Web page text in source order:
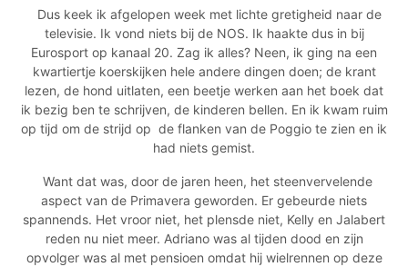
Dus keek ik afgelopen week met lichte gretigheid naar de
televisie. Ik vond niets bij de NOS. Ik haakte dus in bij
Eurosport op kanaal 20. Zag ik alles? Neen, ik ging na een
kwartiertje koerskijken hele andere dingen doen; de krant
lezen, de hond uitlaten, een beetje werken aan het boek dat
ik bezig ben te schrijven, de kinderen bellen. En ik kwam ruim
op tijd om de strijd op de flanken van de Poggio te zien en ik
had niets gemist.
Want dat was, door de jaren heen, het steenvervelende
aspect van de Primavera geworden. Er gebeurde niets
spannends. Het vroor niet, het plensde niet, Kelly en Jalabert
reden nu niet meer. Adriano was al tijden dood en zijn
opvolger was al met pensioen omdat hij wielrennen op deze